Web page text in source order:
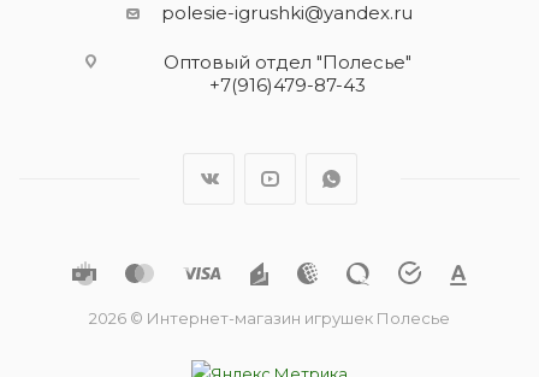
polesie-igrushki@yandex.ru
Оптовый отдел "Полесье"
+7(916)479-87-43
2026 © Интернет-магазин игрушек Полесье